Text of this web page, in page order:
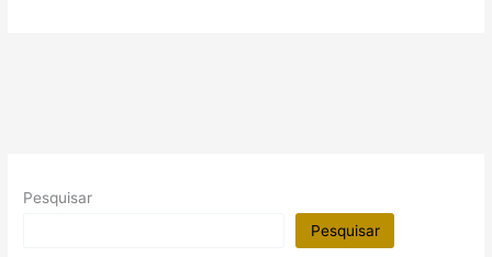
Pesquisar
Pesquisar